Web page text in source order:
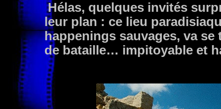
Hélas, quelques invités
leur plan : ce lieu
happenings sauvages, va
de bataille… impitoyable et